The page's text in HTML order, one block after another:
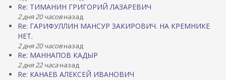
Re: ТИМАНИН ГРИГОРИЙ ЛАЗАРЕВИЧ
2 дня 20 часовназад
Re: ГАРИФУЛЛИН МАНСУР ЗАКИРОВИЧ. НА КРЕМНИКЕ
НЕТ.
2 дня 20 часовназад
Re: МАННАПОВ КАДЫР
2 дня 22 часаназад
Re: КАНАЕВ АЛЕКСЕЙ ИВАНОВИЧ